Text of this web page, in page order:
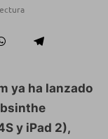
ya ha lanzado
y iPad 2),